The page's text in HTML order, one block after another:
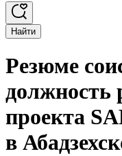
Найти
Резюме
должность
проекта
в